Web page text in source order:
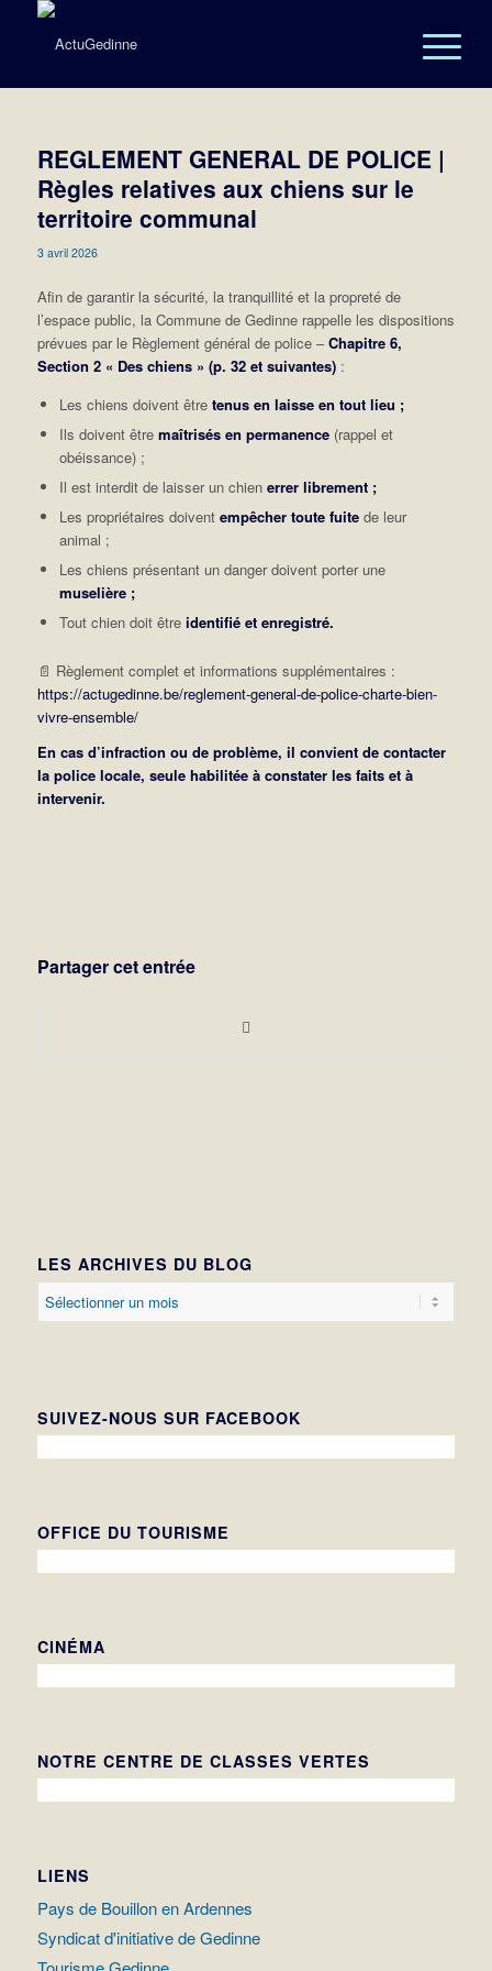
REGLEMENT GENERAL DE POLICE |
Règles relatives aux chiens sur le
territoire communal
3 avril 2026
Afin de garantir la sécurité, la tranquillité et la propreté de
l’espace public, la Commune de Gedinne rappelle les dispositions
prévues par le Règlement général de police –Chapitre 6,
Section 2 « Des chiens » (p. 32 et suivantes):
Les chiens doivent être tenus en laisse en tout lieu ;
Ils doivent être maîtrisés en permanence(rappel et
obéissance) ;
Il est interdit de laisser un chien errer librement ;
Les propriétaires doivent empêcher toute fuitede leur
animal ;
Les chiens présentant un danger doivent porter une
muselière ;
Tout chien doit être identifié et enregistré.
📄 Règlement complet et informations supplémentaires :
https://actugedinne.be/reglement-general-de-police-charte-bien-
vivre-ensemble/
En cas d’infraction ou de problème, il convient de contacter
la police locale, seule habilitée à constater les faits et à
intervenir.
Partager cet entrée
LES ARCHIVES DU BLOG
SUIVEZ-NOUS SUR FACEBOOK
OFFICE DU TOURISME
CINÉMA
NOTRE CENTRE DE CLASSES VERTES
LIENS
Pays de Bouillon en Ardennes
Syndicat d'initiative de Gedinne